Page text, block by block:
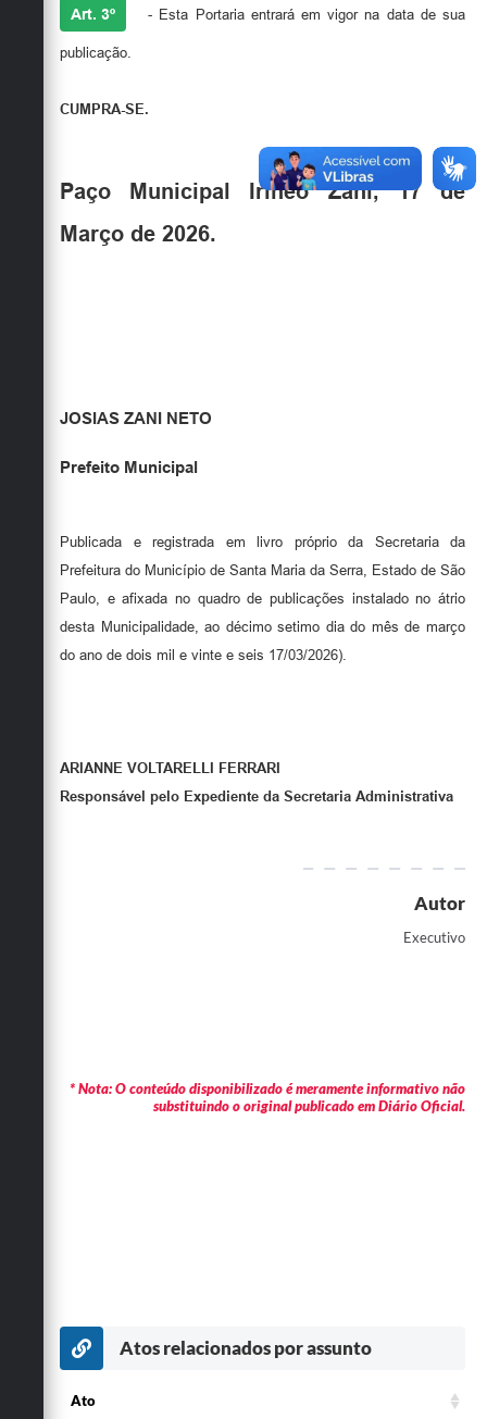
Art. 3º - Esta Portaria entrará em vigor na data de sua
publicação.
CUMPRA-SE.
Paço Municipal Irineo Zani, 17 de
Março de 2026.
JOSIAS ZANI NETO
Prefeito Municipal
Publicada e registrada em livro próprio da Secretaria da
Prefeitura do Município de Santa Maria da Serra, Estado de São
Paulo, e afixada no quadro de publicações instalado no átrio
desta Municipalidade, ao décimo setimo dia do mês de março
do ano de dois mil e vinte e seis 17/03/2026).
ARIANNE VOLTARELLI FERRARI
Responsável pelo Expediente da Secretaria Administrativa
Autor
Executivo
* Nota: O conteúdo disponibilizado é meramente informativo não
substituindo o original publicado em Diário Oficial.
Atos relacionados por assunto
Ato